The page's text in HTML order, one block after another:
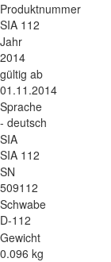
Produktnummer
SIA 112
Jahr
2014
gültig ab
01.11.2014
Sprache
- deutsch
SIA
SIA 112
SN
509112
Schwabe
D-112
Gewicht
0.096 kg